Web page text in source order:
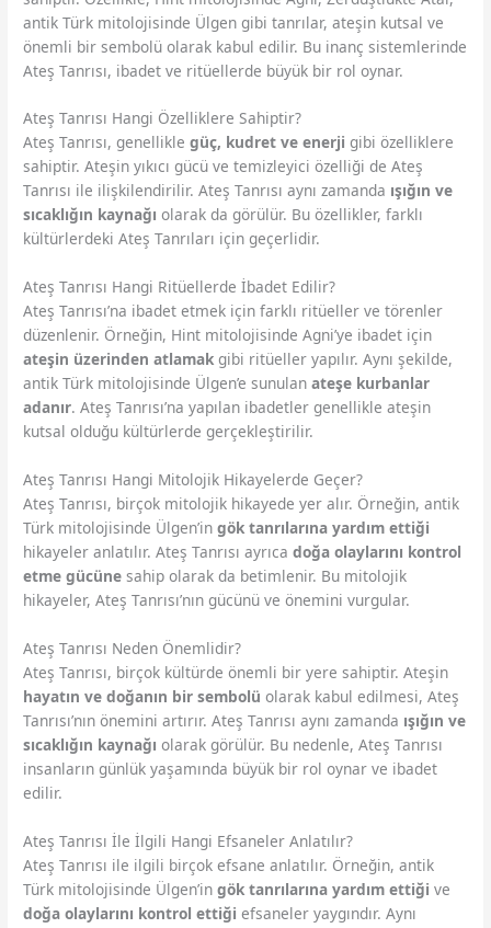
antik Türk mitolojisinde Ülgen gibi tanrılar, ateşin kutsal ve
önemli bir sembolü olarak kabul edilir. Bu inanç sistemlerinde
Ateş Tanrısı, ibadet ve ritüellerde büyük bir rol oynar.
Ateş Tanrısı Hangi Özelliklere Sahiptir?
Ateş Tanrısı, genelliklegüç, kudret ve enerji gibi özelliklere
sahiptir. Ateşin yıkıcı gücü ve temizleyici özelliği de Ateş
Tanrısı ile ilişkilendirilir. Ateş Tanrısı aynı zamanda ışığın ve
sıcaklığın kaynağı olarak da görülür. Bu özellikler, farklı
kültürlerdeki Ateş Tanrıları için geçerlidir.
Ateş Tanrısı Hangi Ritüellerde İbadet Edilir?
Ateş Tanrısı’na ibadet etmek için farklı ritüeller ve törenler
düzenlenir. Örneğin, Hint mitolojisinde Agni’ye ibadet için
ateşin üzerinden atlamak gibi ritüeller yapılır. Aynı şekilde,
antik Türk mitolojisinde Ülgen’e sunulanateşe kurbanlar
adanır. Ateş Tanrısı’na yapılan ibadetler genellikle ateşin
kutsal olduğu kültürlerde gerçekleştirilir.
Ateş Tanrısı Hangi Mitolojik Hikayelerde Geçer?
Ateş Tanrısı, birçok mitolojik hikayede yer alır. Örneğin, antik
Türk mitolojisinde Ülgen’ingök tanrılarına yardım ettiği
hikayeler anlatılır. Ateş Tanrısı ayrıcadoğa olaylarını kontrol
etme gücüne sahip olarak da betimlenir. Bu mitolojik
hikayeler, Ateş Tanrısı’nın gücünü ve önemini vurgular.
Ateş Tanrısı Neden Önemlidir?
Ateş Tanrısı, birçok kültürde önemli bir yere sahiptir. Ateşin
hayatın ve doğanın bir sembolü olarak kabul edilmesi, Ateş
Tanrısı’nın önemini artırır. Ateş Tanrısı aynı zamanda ışığın ve
sıcaklığın kaynağı olarak görülür. Bu nedenle, Ateş Tanrısı
insanların günlük yaşamında büyük bir rol oynar ve ibadet
edilir.
Ateş Tanrısı İle İlgili Hangi Efsaneler Anlatılır?
Ateş Tanrısı ile ilgili birçok efsane anlatılır. Örneğin, antik
Türk mitolojisinde Ülgen’ingök tanrılarına yardım ettiği ve
doğa olaylarını kontrol ettiği efsaneler yaygındır. Aynı